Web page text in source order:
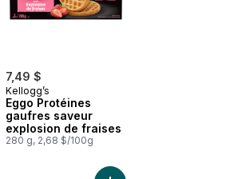
7,49 $
Kellogg’s
Eggo Protéines
gaufres saveur
explosion de fraises
280 g, 2,68 $/100g